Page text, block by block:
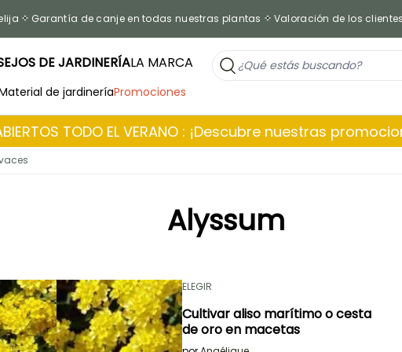
Garantía de canje en todas nuestras plantas Valoración de los
DE JARDINERÍALA MARCA
de jardineríaPromociones
TODO EL VERANO : ¡Descubre nuestras
Alyssum
ELEGIR
Cultivar aliso marítimo o cesta
de oro en macetas